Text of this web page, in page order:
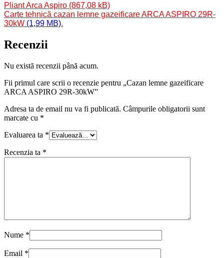
Pliant Arca Aspiro
Carte tehnică cazan lemne gazeificare ARCA ASPIRO 29R-
30kW .
Recenzii
Nu există recenzii până acum.
Fii primul care scrii o recenzie pentru „Cazan lemne gazeificare
ARCA ASPIRO 29R-30kW”
Adresa ta de email nu va fi publicată. Câmpurile obligatorii sunt
marcate cu *
Evaluarea ta *
Recenzia ta *
Nume *
Email *